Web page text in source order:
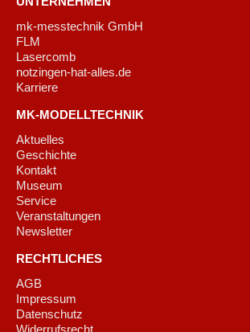
mk-messtechnik GmbH
FLM
Lasercomb
notzingen-hat-alles.de
Karriere
MK-MODELLTECHNIK
Aktuelles
Geschichte
Kontakt
Museum
Service
Veranstaltungen
Newsletter
RECHTLICHES
AGB
Impressum
Datenschutz
Widerrufsrecht